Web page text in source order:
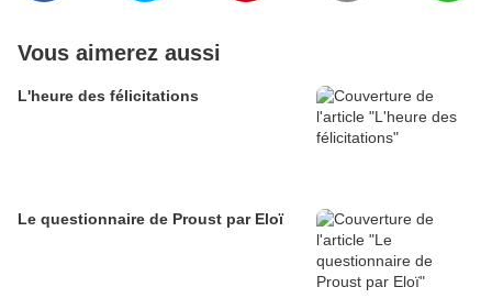
Vous aimerez aussi
L'heure des félicitations
Le questionnaire de Proust par Eloï